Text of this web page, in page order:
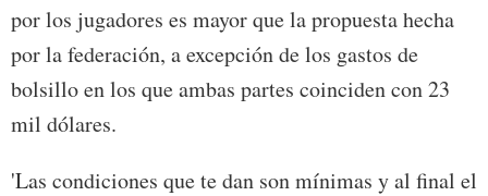
por los jugadores es mayor que la propuesta hecha
por la federación, a excepción de los gastos de
bolsillo en los que ambas partes coinciden con 23
mil dólares.
'Las condiciones que te dan son mínimas y al final el